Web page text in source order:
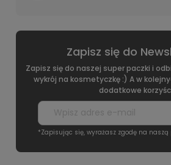
Zapisz się do
Zapisz się do naszej super paczki i
wykrój na kosmetyczkę :) A w
dodatkowe
*Zapisując się, wyrażasz zgodę na naszą